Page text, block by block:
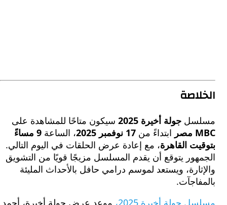
جولة أخيرة 2025
سيكون متاحًا للمشاهدة على
ابتداءً من17 نوفمبر 2025 ، الساعة 9 مساءً
القاهرة ، مع إعادة عرض الحلقات في اليوم التالي.
يتوقع أن يقدم المسلسل مزيجًا قويًا من التشويق
ويستعد لموسم درامي حافل بالأحداث المليئة